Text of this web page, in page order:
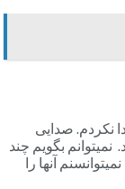
نکردم. صدایی
بگویم چند
آنها را